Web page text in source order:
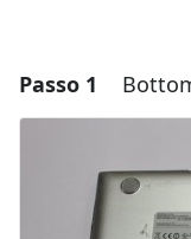
Passo 1